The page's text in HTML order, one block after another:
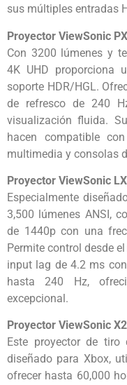
sus múltiples entradas
Proyector ViewSonic
Con 3200 lúmenes y
4K UHD proporciona
soporte HDR/HGL.
de refresco de 240
visualización fluida.
hacen compatible
multimedia y consolas
Proyector ViewSonic
Especialmente
3,500 lúmenes ANSI,
de 1440p con una
Permite control desde
input lag de 4.2 ms
hasta 240 Hz,
excepcional.
Proyector ViewSonic
Este proyector de
diseñado para Xbox,
ofrecer hasta 60,000